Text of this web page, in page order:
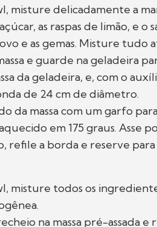
misture delicadamente a
as raspas de limão, e o
e as gemas. Misture tudo
e guarde na geladeira
da geladeira, e, com o
de 24 cm de diâmetro.
da massa com um garfo
em 175 graus. Asse
refile a borda e reserve
misture todos os
na massa pré-assada e